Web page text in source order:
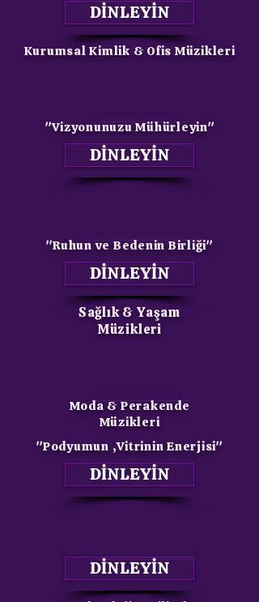
DİNLEYİN
Kurumsal Kimlik & Ofis Müzikleri
"Vizyonunuzu Mühürleyin"
DİNLEYİN
"Ruhun ve Bedenin Birliği"
DİNLEYİN
Sağlık & Yaşam
Müzikleri
Moda & Perakende
Müzikleri
"Podyumun ,Vitrinin Enerjisi"
DİNLEYİN
DİNLEYİN